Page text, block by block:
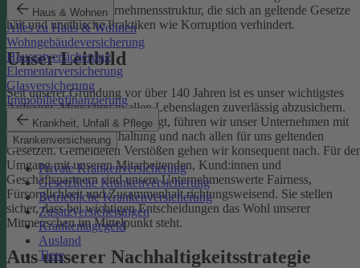
Haus & Wohnen
Alles zu Haus & Wohnen
Wohngebäudeversicherung
Hausratversicherung
Elementarversicherung
Glasversicherung
Immobilienfinanzierung
Krankheit, Unfall & Pflege
Krankenversicherung
Private Krankenversicherung
Gesetzliche Krankenversicherung
Betriebliche Krankenversicherung
Zusatzversicherungen
Krankentagegeld
Ausland
Tiere
funktionierende Unternehmensstruktur, die sich an geltende Gesetze
hält und unethische Praktiken wie Korruption verhindert.
Unser Leitbild
Seit unserer Gründung vor über 140 Jahren ist es unser wichtigstes
Anliegen, Menschen in allen Lebenslagen zuverlässig abzusichern.
Damit uns das weiterhin gelingt, führen wir unser Unternehmen mit
einer ethischen Grundhaltung und nach allen für uns geltenden
Gesetzen. Gemeldeten Verstößen gehen wir konsequent nach. Für
Umgang mit unseren Mitarbeitenden, Kund:innen und
Geschäftspartnern sind unsere Unternehmenswerte Fairness,
Fürsorglichkeit und Zusammenhalt richtungsweisend. Sie stellen
sicher, dass bei wichtigen Entscheidungen das Wohl unserer
Mitmenschen im Mittelpunkt steht.
Aus unserer Nachhaltigkeitsstrategie